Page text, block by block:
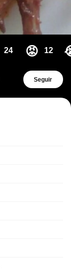
24 😡 12
Seguir